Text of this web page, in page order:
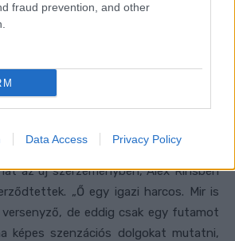
fraud prevention, and other
Data Access Privacy Policy
az új szerzeményben, Álex Rinsben
„Ő egy igazi harcos. Mir is
de eddig csak egy futamot
képes szenzációs dolgokat mutatni,